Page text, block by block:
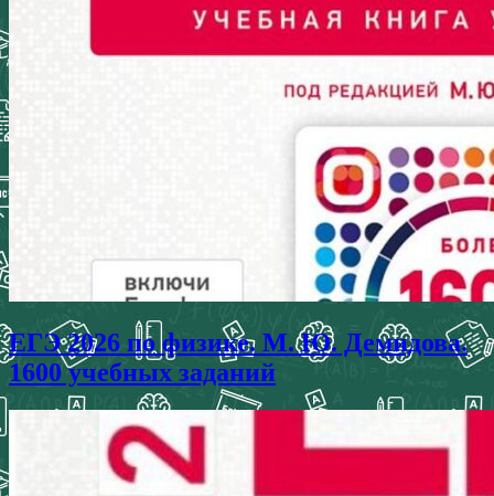
ЕГЭ 2026 по физике. М. Ю. Демидова.
1600 учебных заданий